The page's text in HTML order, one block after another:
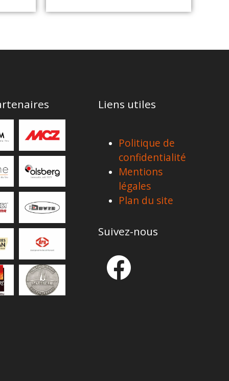
Liens utiles
Politique de
confidentialité
Mentions
légales
Plan du site
Suivez-nous